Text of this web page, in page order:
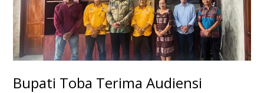
Bupati Toba Terima Audiensi